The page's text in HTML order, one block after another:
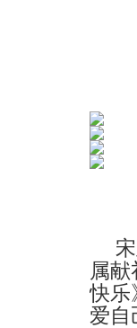
属
快乐
爱自